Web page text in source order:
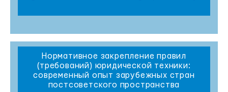
Нормативное закрепление правил
(требований) юридической техники:
современный опыт зарубежных стран
постсоветского пространства